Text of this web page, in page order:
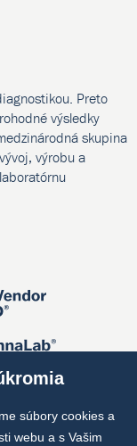
Preto
výsledky
skupina
výrobu a
súbory cookies a
webu a s Vašim